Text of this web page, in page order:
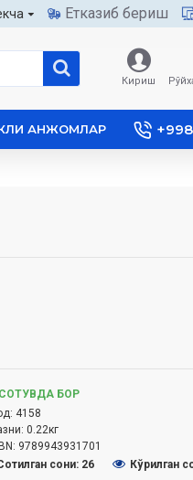
Етказиб бериш
Кириш
АНЖОМЛАР
СОТУВДА БОР
4158
0.22кг
9789943931701
сони: 26
Кўрилган